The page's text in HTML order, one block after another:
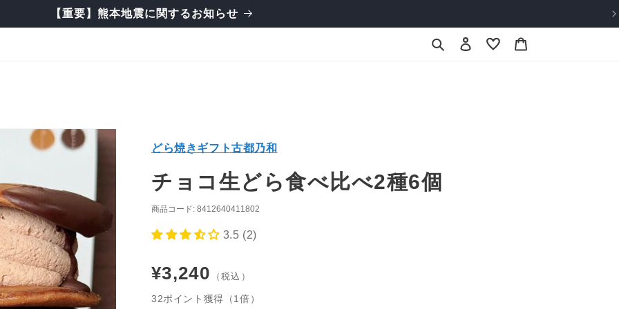
【重要】熊本地震に関するお知らせ
イ
カ
ー
どら焼きギフト古都乃和
チョコ生どら食べ比べ2種6個
商品コード: 8412640411802
3.5 (2)
通
常
¥3,240
32ポイント獲得（1倍）